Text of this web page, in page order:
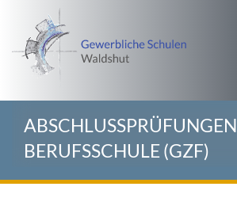
ABSCHLUSSPRÜFUNGEN
BERUFSSCHULE (GZF)